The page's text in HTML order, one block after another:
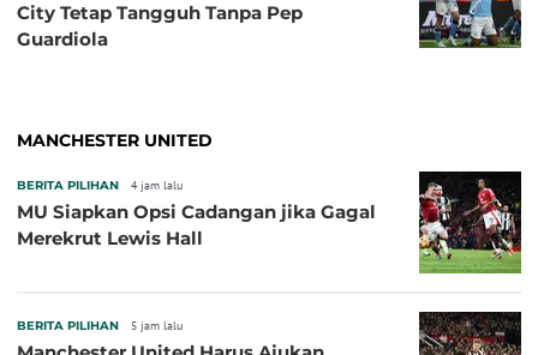
City Tetap Tangguh Tanpa Pep
Guardiola
MANCHESTER UNITED
BERITA PILIHAN 4 jam lalu
MU Siapkan Opsi Cadangan jika Gagal
Merekrut Lewis Hall
BERITA PILIHAN 5 jam lalu